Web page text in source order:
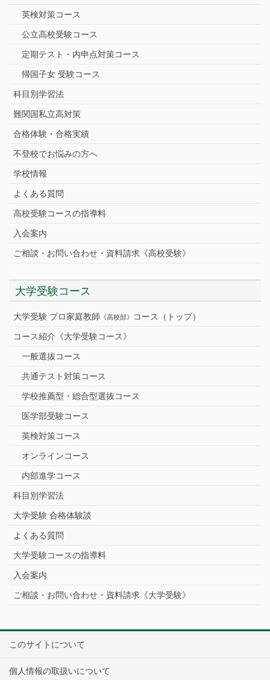
英検対策コース
公立高校受験コース
定期テスト・内申点対策コース
帰国子女 受験コース
科目別学習法
難関国私立高対策
合格体験・合格実績
不登校でお悩みの方へ
学校情報
よくある質問
高校受験コースの指導料
入会案内
ご相談・お問い合わせ・資料請求《高校受験》
大学受験コース
大学受験 プロ家庭教師 《高校部》 コース（トップ）
コース紹介《大学受験コース》
一般選抜コース
共通テスト対策コース
学校推薦型・総合型選抜コース
医学部受験コース
英検対策コース
オンラインコース
内部進学コース
科目別学習法
大学受験 合格体験談
よくある質問
大学受験コースの指導料
入会案内
ご相談・お問い合わせ・資料請求《大学受験》
このサイトについて
個人情報の取扱いについて